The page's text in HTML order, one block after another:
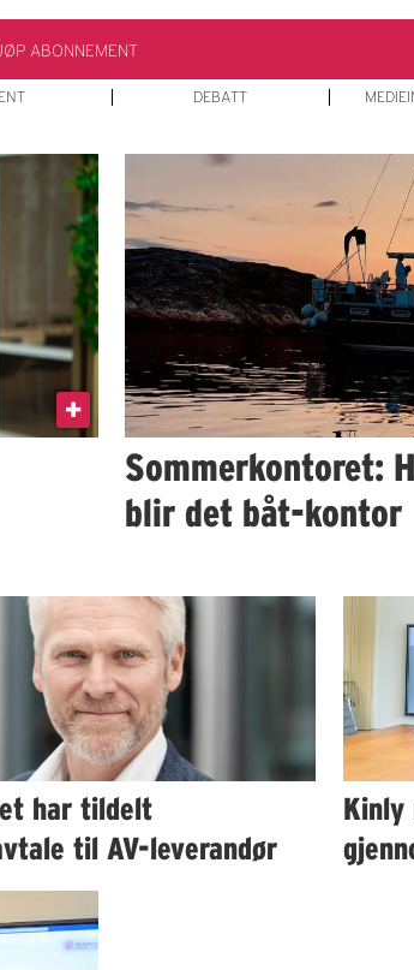
ABONNEMENT
DEBATT
Sommerkontoret:
blir det båt-kontor
har tildelt
til AV-leverandør
Kinly